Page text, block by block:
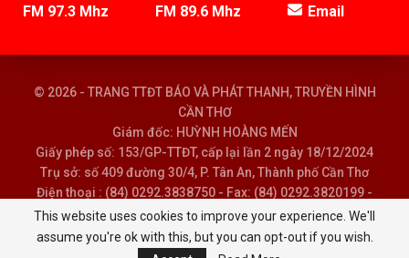
FM 97.3 Mhz FM 89.6 Mhz Email
© 2026 - TRANG TTĐT BÁO VÀ PHÁT THANH, TRUYỀN HÌNH
CẦN THƠ
Giám đốc: HUỲNH HOÀNG MẾN
Giấy phép số: 153/GP-TTĐT, cấp lại lần 2 ngày 18/12/2024
Trụ sở: số 409 đường 30/4, P. Tân An, Thành phố Cần Thơ
Điện thoại : (84) 0292.3838750 - Fax: (84) 0292.3820199 -
Email : baoptth@cantho.gov.vn
This website uses cookies to improve your experience. We'll
assume you're ok with this, but you can opt-out if you wish.